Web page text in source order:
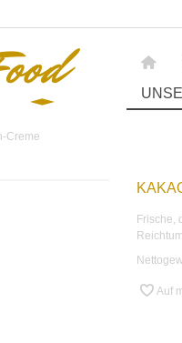
Creme
Frische,
Auf